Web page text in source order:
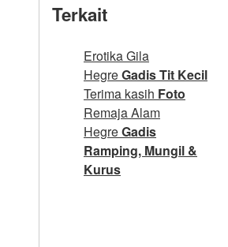
Terkait
Erotika Gila
HegreGadis Tit Kecil
Terima kasih Foto
Remaja Alam
HegreGadis
Ramping, Mungil &
Kurus